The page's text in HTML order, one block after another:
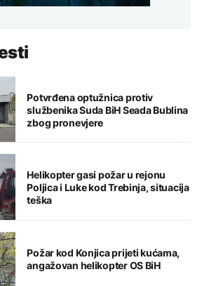
Potvrđena optužnica protiv
službenika Suda BiH Seada Bublina
zbog pronevjere
Helikopter gasi požar u rejonu
Poljica i Luke kod Trebinja, situacija
teška
Požar kod Konjica prijeti kućama,
angažovan helikopter OS BiH